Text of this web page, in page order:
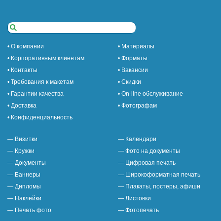
• О компании
• Материалы
• Корпоративным клиентам
• Форматы
• Контакты
• Вакансии
• Требования к макетам
• Скидки
• Гарантии качества
• On-line обслуживание
• Доставка
• Фотографам
• Конфиденциальность
— Визитки
— Календари
— Кружки
— Фото на документы
— Документы
— Цифровая печать
— Баннеры
— Широкоформатная печать
— Дипломы
— Плакаты, постеры, афиши
— Наклейки
— Листовки
— Печать фото
— Фотопечать